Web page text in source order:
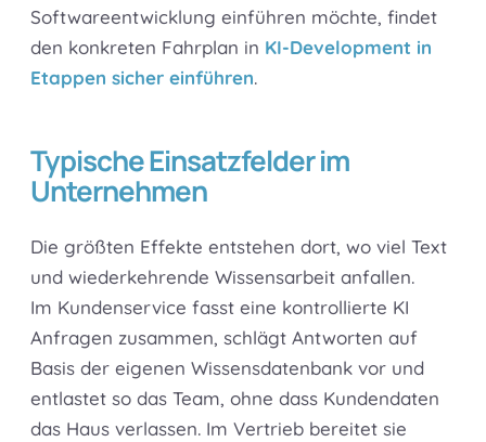
Softwareentwicklung einführen möchte, findet
den konkreten Fahrplan in KI-Development in
Etappen sicher einführen.
Typische Einsatzfelder im
Unternehmen
Die größten Effekte entstehen dort, wo viel Text
und wiederkehrende Wissensarbeit anfallen.
Im Kundenservice fasst eine kontrollierte KI
Anfragen zusammen, schlägt Antworten auf
Basis der eigenen Wissensdatenbank vor und
entlastet so das Team, ohne dass Kundendaten
das Haus verlassen. Im Vertrieb bereitet sie